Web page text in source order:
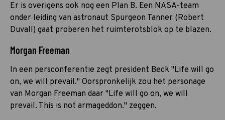
Er is overigens ook nog een Plan B. Een NASA-team
onder leiding van astronaut Spurgeon Tanner (Robert
Duvall) gaat proberen het ruimterotsblok op te blazen.
Morgan Freeman
In een persconferentie zegt president Beck "Life will go
on, we will prevail." Oorspronkelijk zou het personage
van Morgan Freeman daar "Life will go on, we will
prevail. This is not armageddon." zeggen.